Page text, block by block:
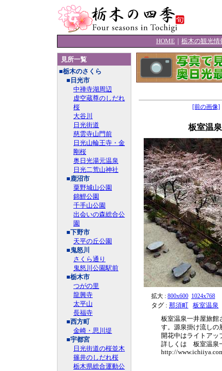
HOME ｜ 栃木の観光情
見所一覧
■栃木のさくら
■日光市
中禅寺湖周辺
虚空蔵尊のしだれ
桜
大谷川
日光街道
慈雲寺山門前
日光山輪王寺・金
剛桜
奥日光湯元温泉
日光二荒山神社
■鹿沼市
粟野城山公園
錦鯉公園
千手山公園
出会いの森総合公
園
■下野市
天平の丘公園
■鬼怒川
さくら通り
鬼怒川公園駅前
■栃木市
つがの里
龍興寺
太平山
長福寺
■西方町
金崎・思川堤
■宇都宮
日光街道の桜並木
篠井のしだれ桜
栃木県総合運動公
[前の画像]
板室温
拡大 : 800x600 1024x768
タグ : 那須町
板室温泉
板室温泉一井屋旅館
す。源泉掛け流しの
開花中はライトアッ
詳しくは 板室温泉
http://